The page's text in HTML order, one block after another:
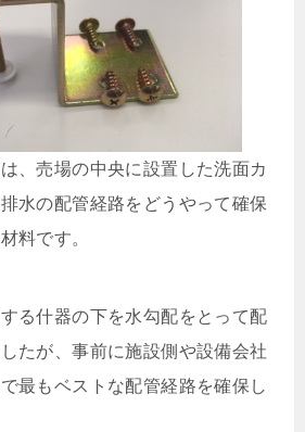
、売場の中央に設置した洗面カ
水の配管経路をどうやって確保
料です。
る什器の下を水勾配をとって配
たが、事前に施設側や設備会社
最もベストな配管経路を確保し